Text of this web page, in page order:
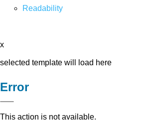
Readability
x
selected template will load here
Error
This action is not available.